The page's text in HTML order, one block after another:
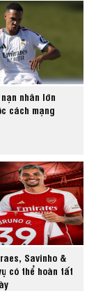
nhân lớn
cách mạng
Savinho &
có thể hoàn tất